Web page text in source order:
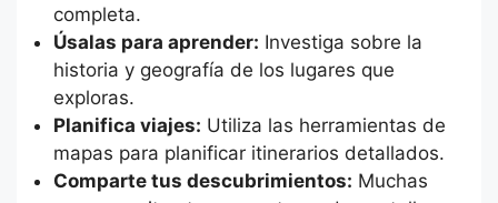
completa.
Úsalas para aprender: Investiga sobre la
historia y geografía de los lugares que
exploras.
Planifica viajes: Utiliza las herramientas de
mapas para planificar itinerarios detallados.
Comparte tus descubrimientos: Muchas